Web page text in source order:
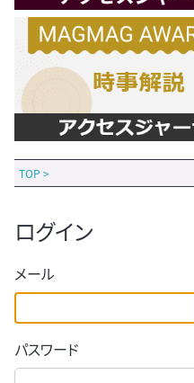
TOP >
ログイン
メール
パスワード